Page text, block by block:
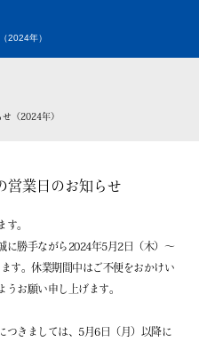
2024年）
（2024年）
営業日のお知らせ
す。
に勝手ながら2024年5月2日（木）～
す。休業期間中はご不便をおかけい
お願い申し上げます。
つきましては、5月6日（月）以降に